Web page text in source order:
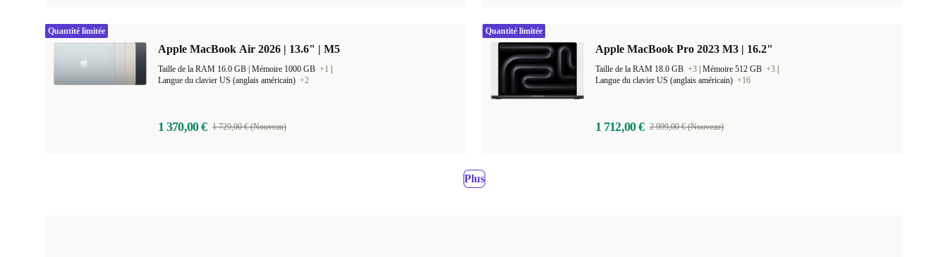
Apple MacBook Air 2026 | 13.6" | M5
Mémoire 1000 GB +1
Langue du clavier US (anglais américain) +2
1 370,00 € 1 729,00 € (Nouveau)
Quantité limitée
Apple MacBook Pro 2023 M3 | 16.2"
Taille de la RAM 18.0 GB +3 Mémoire 512 GB +3
Langue du clavier US (anglais américain) +16
1 712,00 € 2 999,00 € (Nouveau)
Quantité limitée
Plus